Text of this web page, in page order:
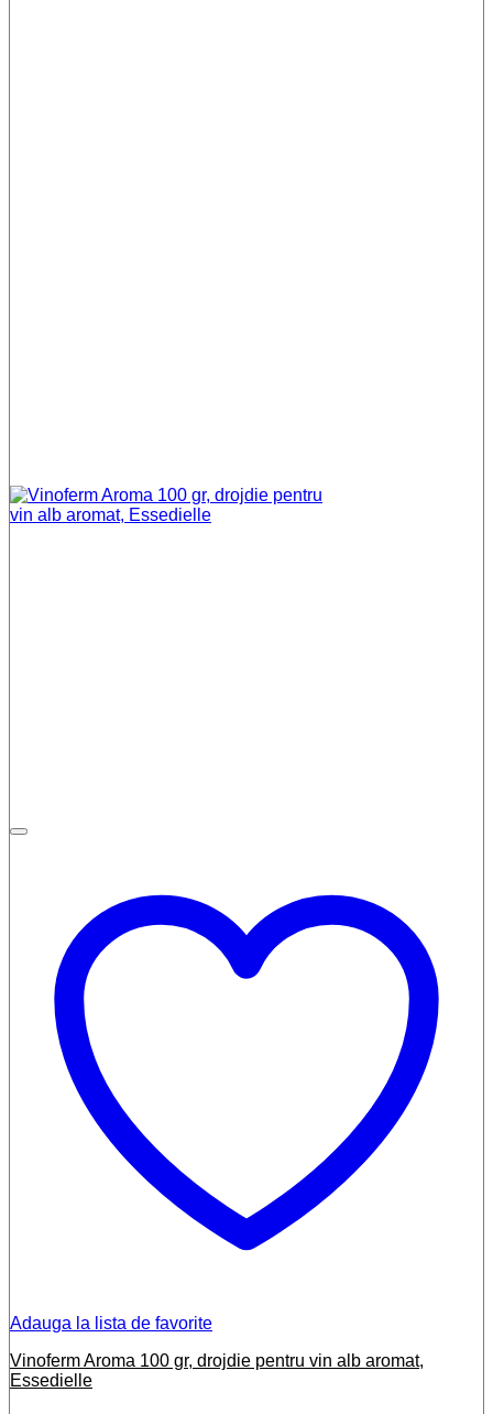
Adauga la lista de favorite
Vinoferm Aroma 100 gr, drojdie pentru vin alb aromat,
Essedielle